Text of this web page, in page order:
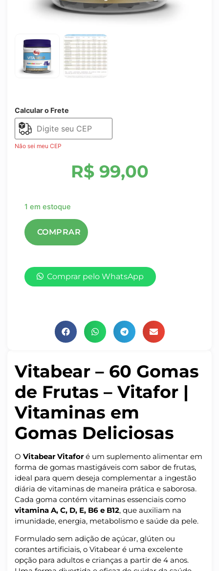
Vitabear – 60 Gomas
de Frutas – Vitafor |
Vitaminas em
Gomas Deliciosas
O Vitabear Vitaforé um suplemento alimentar em
forma de gomas mastigáveis com sabor de frutas,
ideal para quem deseja complementar a ingestão
diária de vitaminas de maneira prática e saborosa.
Cada goma contém vitaminas essenciais como
vitamina A, C, D, E, B6 e B12, que auxiliam na
imunidade, energia, metabolismo e saúde da pele.
Formulado sem adição de açúcar, glúten ou
corantes artificiais, o Vitabear é uma excelente
opção para adultos e crianças a partir de 4 anos.
Calcular o Frete
Não sei meu CEP
R$99,00
1 em estoque
Comprar pelo WhatsApp